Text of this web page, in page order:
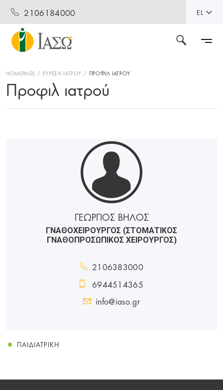
2106184000 EL
HOMEPAGE ΕΥΡΕΣΗ ΙΑΤΡΟΥ ΠΡΟΦΙΛ ΙΑΤΡΟΥ
Προφιλ ιατρού
ΓΕΩΡΓΙΟΣ ΒΗΛΟΣ
ΓΝΑΘΟΧΕΙΡΟΥΡΓΟΣ (ΣΤΟΜΑΤΙΚΟΣ
ΓΝΑΘΟΠΡΟΣΩΠΙΚΟΣ ΧΕΙΡΟΥΡΓΟΣ)
2106383000
6944514365
info@iaso.gr
ΠΑΙΔΙΑΤΡΙΚΉ